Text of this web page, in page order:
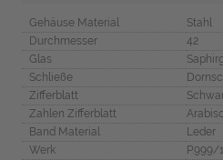
Gehäuse Material
Stahl
Durchmesser
42
Glas
Schließe
Zifferblatt
Zahlen Zifferblatt
Band Material
Leder
Werk
P.999/1